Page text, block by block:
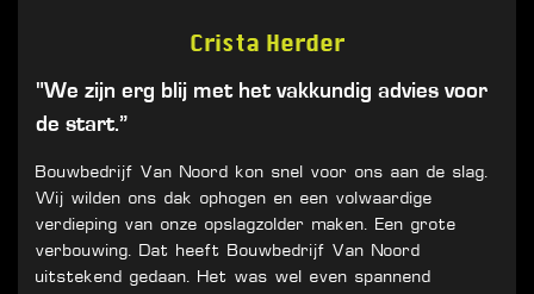
Crista Herder
"We zijn erg blij met het vakkundig advies voor
de start.”
Bouwbedrijf Van Noord kon snel voor ons aan de slag.
Wij wilden ons dak ophogen en een volwaardige
verdieping van onze opslagzolder maken. Een grote
verbouwing. Dat heeft Bouwbedrijf Van Noord
uitstekend gedaan. Het was wel even spannend